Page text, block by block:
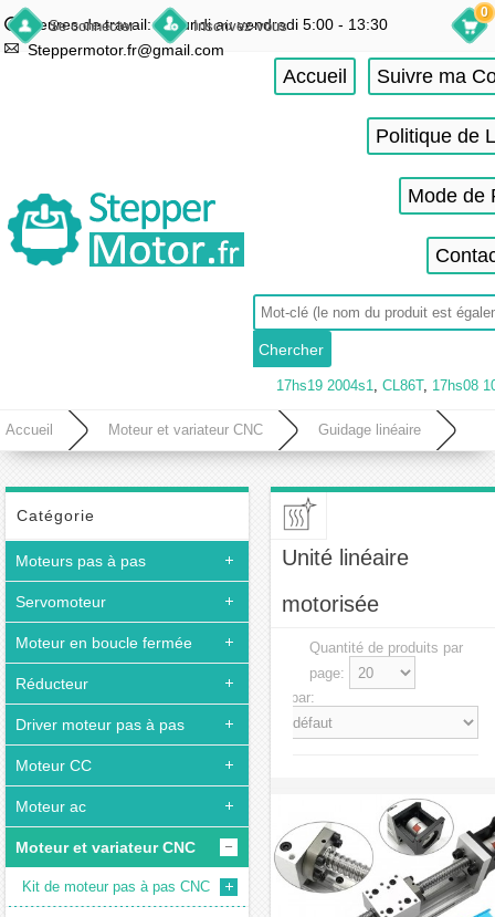
Se connecter Inscrivez-vous
Heures de travail: du lundi au vendredi 5:00 - 13:30
Steppermotor.fr@gmail.com
0
Accueil Suivre ma
Politique de
Mode de
17hs19 2004s1, CL86T, 17hs08
Accueil Moteur et variateur CNC Guidage linéaire
Catégorie
Moteurs pas à pas
Servomoteur
Moteur en boucle fermée
Réducteur
Driver moteur pas à pas
Moteur CC
Moteur ac
Moteur et variateur CNC
Kit de moteur pas à pas CNC
Unité linéaire
motorisée
Quantité de produits par
page:
Trier par: